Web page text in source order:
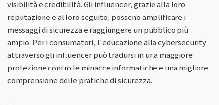
visibilità e credibilità. Gli influencer, grazie alla loro
reputazione e al loro seguito, possono amplificare i
messaggi di sicurezza e raggiungere un pubblico più
ampio. Per i consumatori, l'educazione alla cybersecurity
attraverso gli influencer può tradursi in una maggiore
protezione contro le minacce informatiche e una migliore
comprensione delle pratiche di sicurezza.